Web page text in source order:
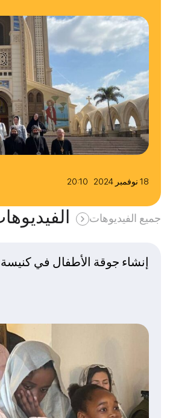
18 نوفمبر 2024 20:10
جميع الفيديوهات
إنشاء جوقة الأطفال في